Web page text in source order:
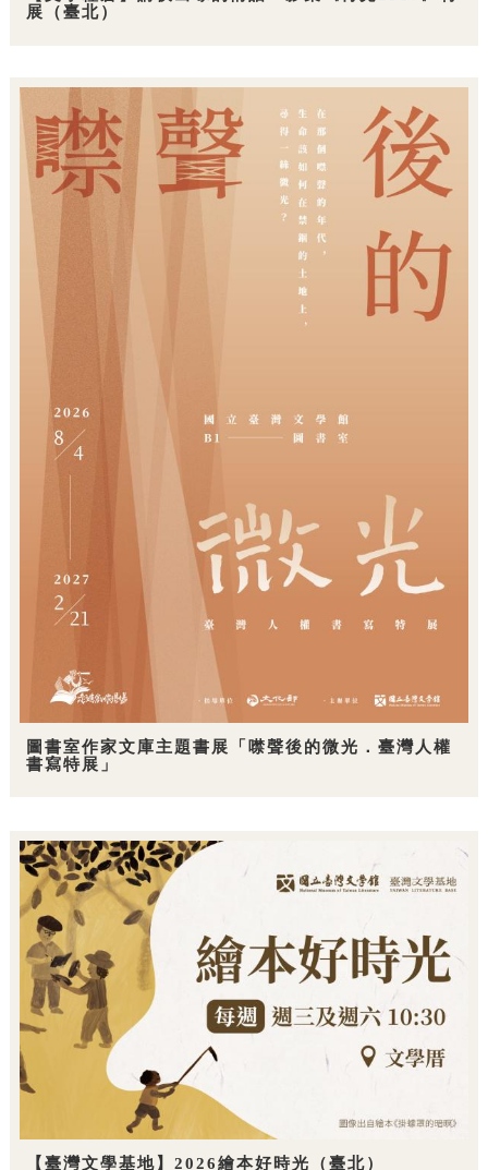
展（臺北）
圖書室作家文庫主題書展「噤聲後的微光．臺灣人權
書寫特展」
【臺灣文學基地】2026繪本好時光（臺北）